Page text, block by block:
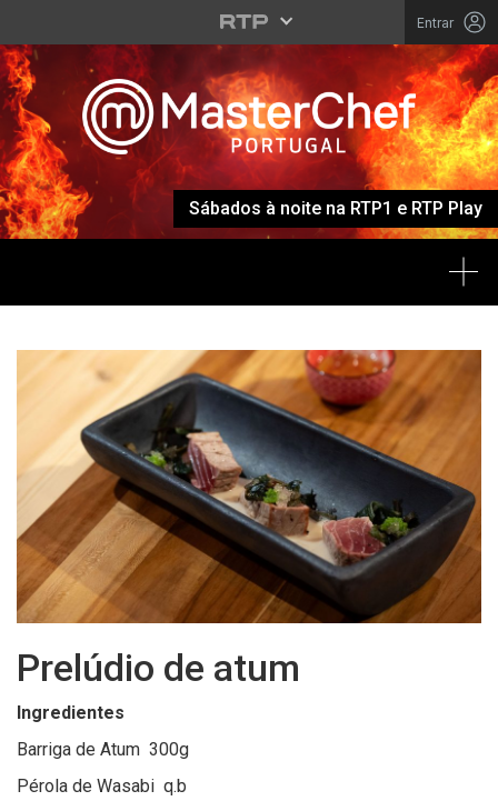
Entrar
Sábados à noite na RTP1 e RTP Play
Prelúdio de atum
Ingredientes
Barriga de Atum 300g
Pérola de Wasabi q.b